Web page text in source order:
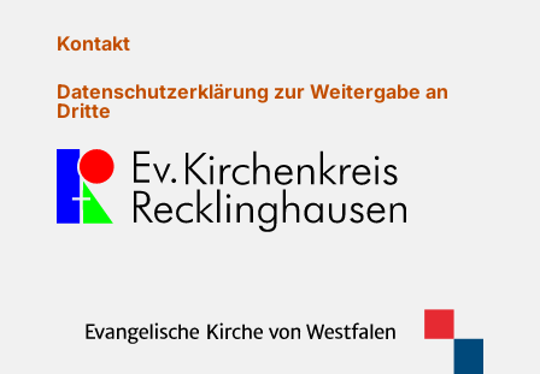
Kontakt
Datenschutzerklärung zur Weitergabe an
Dritte